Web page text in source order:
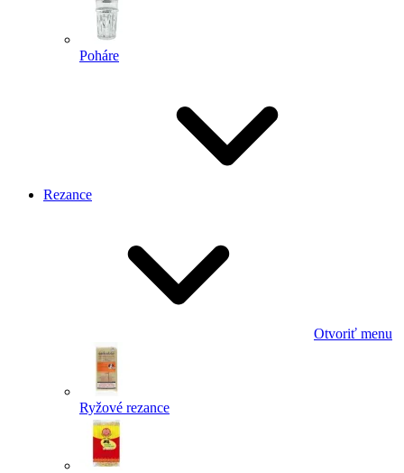
Poháre
Rezance
Otvoriť menu
Ryžové rezance